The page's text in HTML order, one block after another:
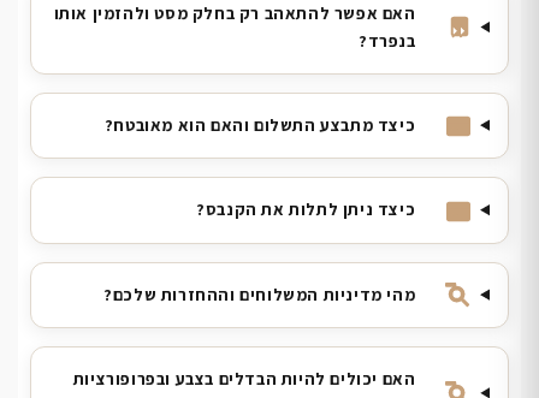
האם אפשר להתאהב רק בחלק מסט ולהזמין אותו
בנפרד?
כיצד מתבצע התשלום והאם הוא מאובטח?
כיצד ניתן לתלות את הקנבס?
מהי מדיניות המשלוחים וההחזרות שלכם?
האם יכולים להיות הבדלים בצבע ובפרופורציות